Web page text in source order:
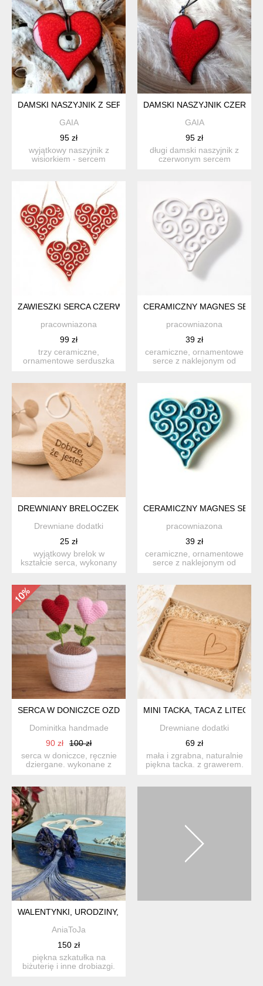
DAMSKI NASZYJNIK Z SERCEM CZERWONE SERDUSZKO Z
GAIA
95 zł
wyjątkowy naszyjnik z
wisiorkiem - sercem
DAMSKI NASZYJNIK
GAIA
95 zł
długi damski naszyjnik z
czerwonym sercem
ZAWIESZKI SERCA CZERWONE
pracowniazona
99 zł
trzy ceramiczne,
ornamentowe serduszka
CERAMICZNY MAGNES
pracowniazona
39 zł
ceramiczne, ornamentowe
serce z naklejonym od
DREWNIANY BRELOCZEK SERCE - DOBRZE, ŻE JESTEŚ,
Drewniane dodatki
25 zł
wyjątkowy brelok w
kształcie serca, wykonany
CERAMICZNY MAGNES
pracowniazona
39 zł
ceramiczne, ornamentowe
serce z naklejonym od
SERCA W DONICZCE OZDOBA DEKORACJA
Dominitka handmade
90 zł
100 zł
serca w doniczce, ręcznie
dziergane. wykonane z
MINI TACKA, TACA Z LITEGO
Drewniane dodatki
69 zł
mała i zgrabna, naturalnie
piękna tacka. z grawerem.
WALENTYNKI, URODZINY, PREZENT POD CHOINKĘ,
AniaToJa
150 zł
piękna szkatułka na
biżuterię i inne drobiazgi.